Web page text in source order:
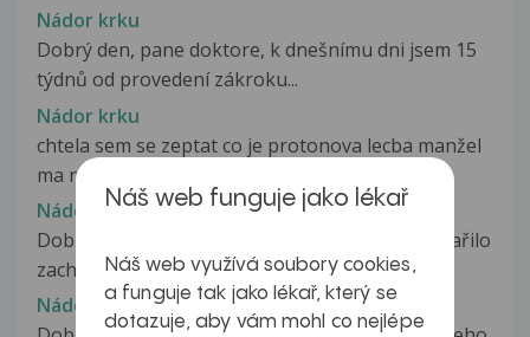
Nádor krku
Dobrý den, pane doktore, k dnešnímu dni jsem 15
týdnů od provedení zákroku...
Nádor krku
chtela sem se zeptat co je protonova lecba manžel
ma rakovinu v krku jestli...
Nádor krku
Dobrý den. Při operaci nádorů v krku se nepodařilo
zachránit nervus accesorius...
Nádor kůže
Náš web funguje jako lékař
Náš web využívá soubory cookies,
a funguje tak jako lékař, který se
dotazuje, aby vám mohl co nejlépe